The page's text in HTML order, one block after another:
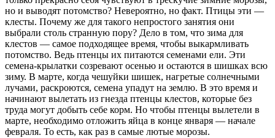
но и выводят потомство? Невероятно, но факт. Птицы эти —
клесты. Почему же для такого непростого занятия они
выбрали столь странную пору? Дело в том, что зима для
клестов — самое подходящее время, чтобы выкармливать
потомство. Ведь птенцы их питаются семенами ели. Эти
семена-крылатки созревают осенью и остаются в шишках всю
зиму. В марте, когда чешуйки шишек, нагретые солнечными
лучами, раскроются, семена упадут на землю. В это время и
начинают вылетать из гнезда птенцы клестов, которые без
труда могут добыть себе корм. Но чтобы птенцы вылетели в
марте, необходимо отложить яйца в конце января — начале
февраля. То есть, как раз в самые лютые морозы.